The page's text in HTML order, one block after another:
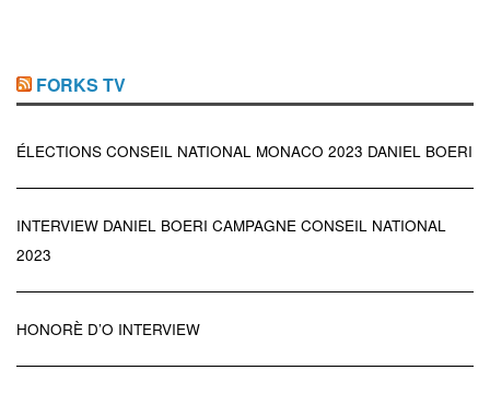
FORKS TV
ÉLECTIONS CONSEIL NATIONAL MONACO 2023 DANIEL BOERI
INTERVIEW DANIEL BOERI CAMPAGNE CONSEIL NATIONAL
2023
HONORÈ D’O INTERVIEW